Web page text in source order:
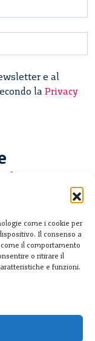
come i cookie per
Il consenso a
il comportamento
o ritirare il
e funzioni.
e al
la Privacy
ETS